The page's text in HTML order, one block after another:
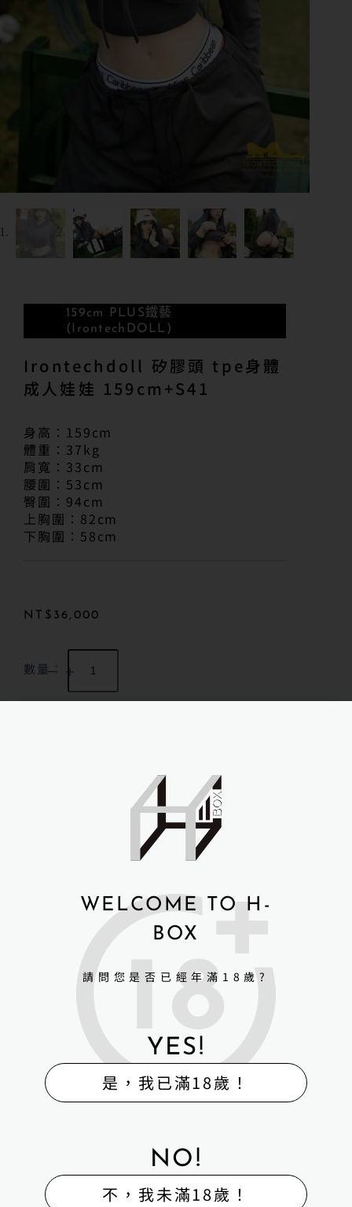
159cm PLUS鐵藝
(IrontechDOLL)
Irontechdoll 矽膠頭 tpe身體
成人娃娃 159cm+S41
身高：159cm
體重：37kg
肩寬：33cm
腰圍：53cm
臀圍：94cm
上胸圍：82cm
下胸圍：58cm
NT$ 36,000
數量：
諮詢商品相關問題
Irontechdoll 矽膠頭 tpe身體 成人娃娃
鐵藝系列娃娃選配升級
植髮+5000元
手指骨關節+3000元
屁股加軟+3000元
鐵藝其他商品
｜更多有關H-Box矽膠娃娃｜
▮FaceBook | H-Box矽膠娃娃
▮高雄旗艦館｜高雄市湖內區保生路323號
▮五甲販售館｜高雄市鳳山區自強一路134號
▮台南體驗館｜台南市永康區鹽行路69巷1號
WELCOME TO H-
BOX
請問您是否已經年滿18歲?
YES!
是，我已滿18歲！
NO!
不，我未滿18歲！